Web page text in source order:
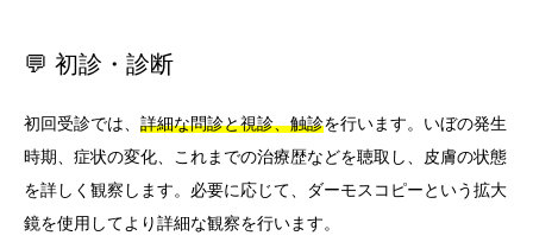
💬 初診・診断
初回受診では、 詳細な問診と視診、触診を行います。いぼの発生
時期、症状の変化、これまでの治療歴などを聴取し、皮膚の状態
を詳しく観察します。必要に応じて、ダーモスコピーという拡大
鏡を使用してより詳細な観察を行います。